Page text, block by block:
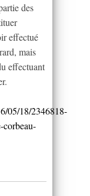
des
effectué
mais
effectuant
05/18/2346818-
corbeau-